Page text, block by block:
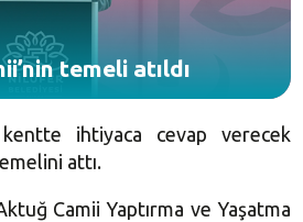
temeli atıldı
ihtiyaca cevap verecek
attı.
Camii Yaptırma ve Yaşatma